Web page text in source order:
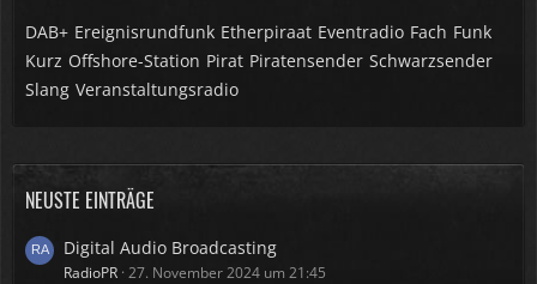
DAB+ Ereignisrundfunk Etherpiraat Eventradio Fach Funk
Kurz Offshore-Station Pirat Piratensender Schwarzsender
Slang Veranstaltungsradio
NEUSTE EINTRÄGE
Digital Audio Broadcasting
RadioPR 27. November 2024 um 21:45